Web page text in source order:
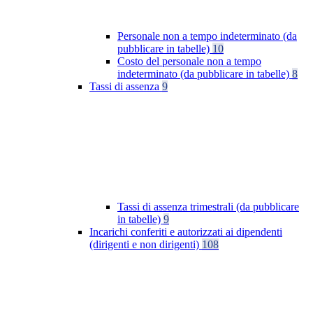
Personale non a tempo indeterminato (da
pubblicare in tabelle) 10
Costo del personale non a tempo
indeterminato (da pubblicare in tabelle) 8
Tassi di assenza 9
Tassi di assenza trimestrali (da pubblicare
in tabelle) 9
Incarichi conferiti e autorizzati ai dipendenti
(dirigenti e non dirigenti) 108